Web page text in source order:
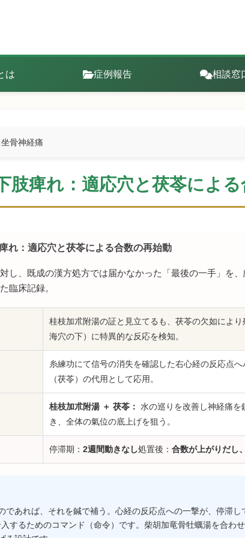
は 症例報告 相談窓
骨神経痛
肢痺れ：適応穴と茯苓によ
れ：適応穴と茯苓による合数の再始動
し、既成の漢方処方では届かなかった「最後の一手」を
臨床記録。
桂枝加朮附湯の証と見立てるも、茯苓の欠如によ
海穴の下）に特異的な反応を検知。
糸練功にて信号の消失を確認した右心経の反応点
（茯苓）の代用として応用。
桂枝加朮附湯 ＋ 茯苓： 水の巡りを改善し神経痛を
き、全体の氣位の底上げを狙う。
停滞期： 2週間動きなし処置後： 合数が上がりだし
であれば、それを鍼で補う。心経の反応点への一撃が、停滞
するためのコマンド（命令）です。柴胡加竜骨牡蠣湯を合わ